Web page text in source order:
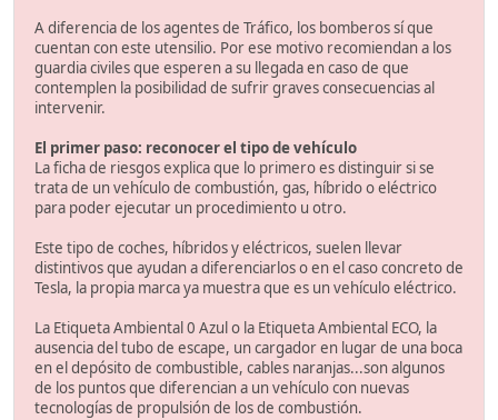
A diferencia de los agentes de Tráfico, los bomberos sí que
cuentan con este utensilio. Por ese motivo recomiendan a los
guardia civiles que esperen a su llegada en caso de que
contemplen la posibilidad de sufrir graves consecuencias al
intervenir.
El primer paso: reconocer el tipo de vehículo
La ficha de riesgos explica que lo primero es distinguir si se
trata de un vehículo de combustión, gas, híbrido o eléctrico
para poder ejecutar un procedimiento u otro.
Este tipo de coches, híbridos y eléctricos, suelen llevar
distintivos que ayudan a diferenciarlos o en el caso concreto de
Tesla, la propia marca ya muestra que es un vehículo eléctrico.
La Etiqueta Ambiental 0 Azul o la Etiqueta Ambiental ECO, la
ausencia del tubo de escape, un cargador en lugar de una boca
en el depósito de combustible, cables naranjas...son algunos
de los puntos que diferencian a un vehículo con nuevas
tecnologías de propulsión de los de combustión.